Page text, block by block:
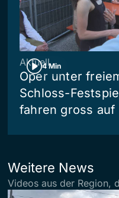
4 Min
Aktuell
Oper unter
Schloss-
fahren gross auf
Weitere News
Videos aus der Region,